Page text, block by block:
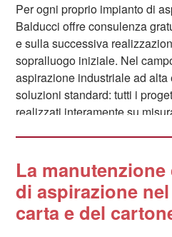
massimo il rischio di incendio
Per ogni proprio impianto di
Balducci offre consulenza
e sulla successiva
sopralluogo iniziale. Nel
aspirazione industriale ad
soluzioni standard: tutti i
realizzati interamente su
industriale rende molto
efficiente sistema di
specialisti del settore, siamo in
e includere nella nostra offerta
La
di aspirazione
carta e del